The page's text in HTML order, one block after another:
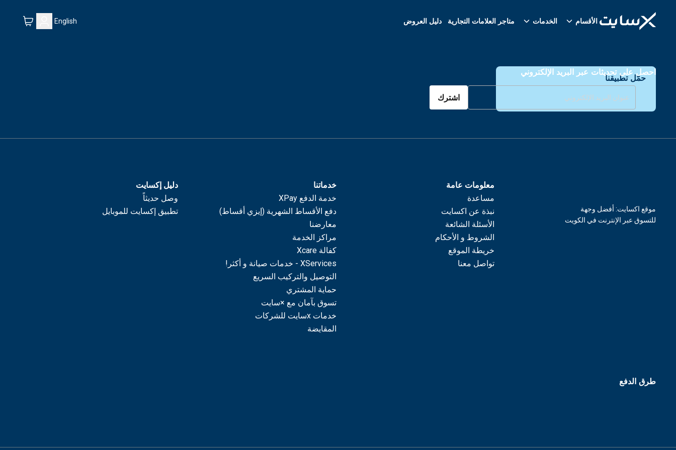
الأقسام الخدمات متاجر العلامات التجارية دليل العروض English
حمّل تطبيقنا
احصل على تحديثات عبر البريد الإلكتروني
اشترك
معلومات عامة
مساعدة
نبذة عن اكسايت
الأسئلة الشائعة
الشروط و الأحكام
خريطة الموقع
تواصل معنا
خدماتنا
خدمة الدفع XPay
دفع الأقساط الشهرية (إيزي أقساط)
معارضنا
مراكز الخدمة
كفالة Xcare
XServices - خدمات صيانة و أكثر!
التوصيل والتركيب السريع
حماية المشتري
تسوق بآمان مع ×سايت
خدمات xسايت للشركات
المقايضة
دليل إكسايت
وصل حديثاً
تطبيق إكسايت للموبايل
موقع اكسايت: أفضل وجهة
للتسوق عبر الإنترنت في الكويت
طرق الدفع